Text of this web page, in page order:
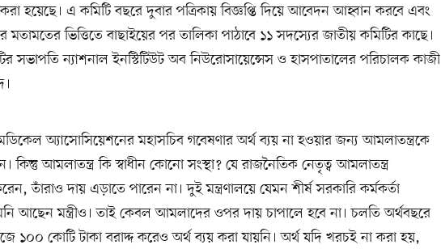
হয়েছে। এ কমিটি বছরে দুবার পত্রিকায় বিজ্ঞপ্তি দিয়ে আবেদন আহ্বান করবে এবং
মতামতের ভিত্তিতে বাছাইয়ের পর তালিকা পাঠাবে ১১ সদস্যের জাতীয় কমিটির কাছে।
সভাপতি ন্যাশনাল ইনস্টিটিউট অব নিউরোসায়েন্সেস ও হাসপাতালের পরিচালক কাজী
অ্যাসোসিয়েশনের মহাসচিব গবেষণার অর্থ ব্যয় না হওয়ার জন্য আমলাতন্ত্রকে
কিন্তু আমলাতন্ত্র কি স্বাধীন কোনো সংস্থা? যে রাজনৈতিক নেতৃত্ব আমলাতন্ত্র
তাঁরাও দায় এড়াতে পারেন না। দুই মন্ত্রণালয়ে যেমন শীর্ষ সরকারি কর্মকর্তা
আছেন মন্ত্রীও। তাই কেবল আমলাদের ওপর দায় চাপালে হবে না। চলতি অর্থবছরে
১০০ কোটি টাকা বরাদ্দ করেও অর্থ ব্যয় করা যায়নি। অর্থ যদি খরচই না করা হয়,